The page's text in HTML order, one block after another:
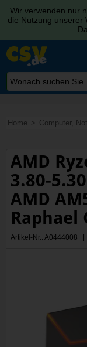
Wir verwenden nur
die Nutzung unserer
Home Computer,
AMD
3.80-
AMD
Raphael
Artikel-Nr.: A0444008